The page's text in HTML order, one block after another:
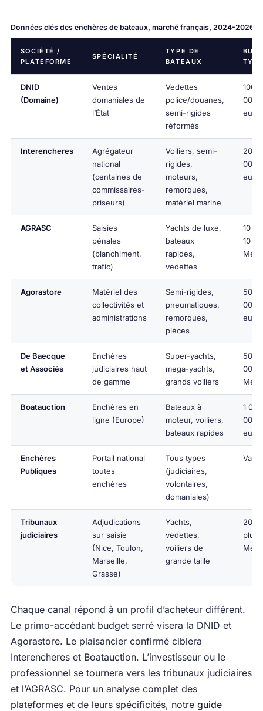
Données clés des enchères de bateaux, marché français, 2024-2026
SOCIÉTÉ /
PLATEFORME
SPÉCIALITÉ
TYPE DE
BATEAUX
DNID
(Domaine)
Ventes
domaniales de
l’État
Vedettes
police/douanes,
semi-rigides
réformés
100-5
000
Interencheres
Agrégateur
national
(centaines de
commissaires-
priseurs)
Voiliers, semi-
rigides,
moteurs,
remorques,
matériel marine
200-
000
AGRASC
Saisies
pénales
(blanchiment,
trafic)
Yachts de luxe,
bateaux
rapides,
vedettes
10
10
Agorastore
Matériel des
collectivités et
administrations
Semi-rigides,
pneumatiques,
remorques,
pièces
50-10
000
De Baecque
et Associés
Enchères
judiciaires haut
de gamme
Super-yachts,
mega-yachts,
grands voiliers
500
000-
Boatauction
Enchères en
ligne (Europe)
Bateaux à
moteur, voiliers,
bateaux rapides
1
000
Enchères
Publiques
Portail national
toutes
enchères
Tous types
(judiciaires,
volontaires,
domaniales)
Tribunaux
judiciaires
Adjudications
sur saisie
(Nice, Toulon,
Marseille,
Grasse)
Yachts,
vedettes,
voiliers de
grande taille
20
Chaque canal répond à un profil d’acheteur différent.
Le primo-accédant budget serré visera la DNID et
Agorastore. Le plaisancier confirmé ciblera
Interencheres et Boatauction. L’investisseur ou le
professionnel se tournera vers les tribunaux judiciaires
et l’AGRASC. Pour un analyse complet des
plateformes et de leurs spécificités, notre guide